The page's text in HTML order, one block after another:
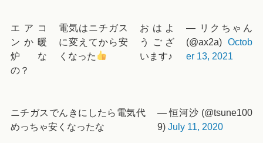
エアコ
ンか暖
炉な
の？
電気はニチガス
に変えてから安
くなった
おはよ
うござ
います♪
— リクちゃん
(@ax2a) Octob
er 13, 2021
ニチガスでんきにしたら電気代
めっちゃ安くなったな
— 恒河沙 (@tsune100
9) July 11, 2020